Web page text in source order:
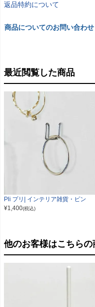
返品特約について
商品についてのお問い合わせ
最近閲覧した商品
Pli プリ| インテリア雑貨・ピン
¥1,400(税込)
他のお客様はこちら